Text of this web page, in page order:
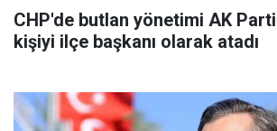
CHP'de butlan yönetimi AK
kişiyi ilçe başkanı olarak atadı